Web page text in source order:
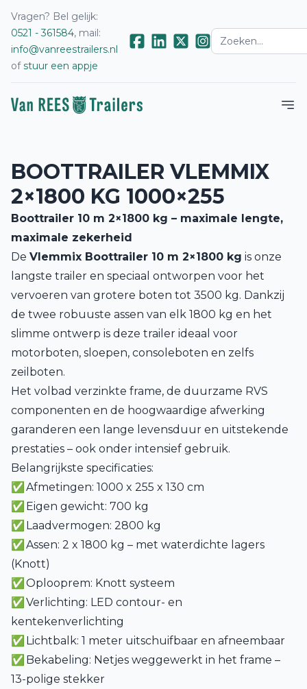
Vragen? Bel gelijk:
0521 - 361584, mail:
info@vanreestrailers.nl
ofstuur een appje
BOOTTRAILER VLEMMIX
2×1800 KG 1000×255
Boottrailer 10 m 2×1800 kg – maximale lengte,
maximale zekerheid
De Vlemmix Boottrailer 10 m 2×1800 kg is onze
langste trailer en speciaal ontworpen voor het
vervoeren van grotere boten tot 3500 kg. Dankzij
de twee robuuste assen van elk 1800 kg en het
slimme ontwerp is deze trailer ideaal voor
motorboten, sloepen, consoleboten en zelfs
zeilboten.
Het volbad verzinkte frame, de duurzame RVS
componenten en de hoogwaardige afwerking
garanderen een lange levensduur en uitstekende
prestaties – ook onder intensief gebruik.
Belangrijkste specificaties:
✅ Afmetingen: 1000 x 255 x 130 cm
✅ Eigen gewicht: 700 kg
✅ Laadvermogen: 2800 kg
✅ Assen: 2 x 1800 kg – met waterdichte lagers
(Knott)
✅ Oplooprem: Knott systeem
✅ Verlichting: LED contour- en
kentekenverlichting
✅ Lichtbalk: 1 meter uitschuifbaar en afneembaar
✅ Bekabeling: Netjes weggewerkt in het frame –
13-polige stekker